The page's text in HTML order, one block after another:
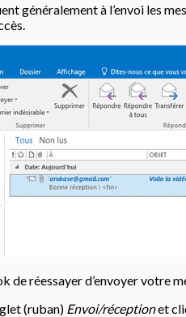
généralement à l’envoi les
de réessayer d’envoyer votre
(ruban) Envoi/réceptionet